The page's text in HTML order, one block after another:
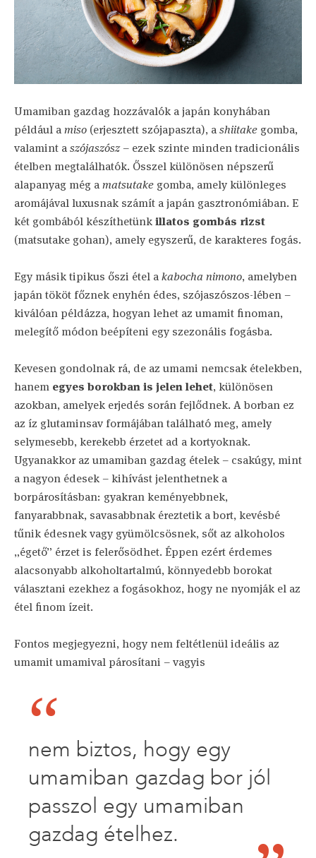
Umamiban gazdag hozzávalók a japán konyhában
például amiso (erjesztett szójapaszta), ashiitake gomba,
valamint aszójaszósz– ezek szinte minden tradicionális
ételben megtalálhatók. Ősszel különösen népszerű
alapanyag még amatsutake gomba, amely különleges
aromájával luxusnak számít a japán gasztronómiában. E
két gombából készíthetünkillatos gombás rizst
(matsutake gohan), amely egyszerű, de karakteres fogás.
Egy másik tipikus őszi étel akabocha nimono, amelyben
japán tököt főznek enyhén édes, szójaszószos-lében –
kiválóan példázza, hogyan lehet az umamit finoman,
melegítő módon beépíteni egy szezonális fogásba.
Kevesen gondolnak rá, de az umami nemcsak ételekben,
hanem egyes borokban is jelen lehet, különösen
azokban, amelyek erjedés során fejlődnek. A borban ez
az íz glutaminsav formájában található meg, amely
selymesebb, kerekebb érzetet ad a kortyoknak.
Ugyanakkor az umamiban gazdag ételek – csakúgy, mint
a nagyon édesek – kihívást jelenthetnek a
borpárosításban: gyakran keményebbnek,
fanyarabbnak, savasabbnak éreztetik a bort, kevésbé
tűnik édesnek vagy gyümölcsösnek, sőt az alkoholos
„égető” érzet is felerősödhet. Éppen ezért érdemes
alacsonyabb alkoholtartalmú, könnyedebb borokat
választani ezekhez a fogásokhoz, hogy ne nyomják el az
étel finom ízeit.
Fontos megjegyezni, hogy nem feltétlenül ideális az
umamit umamival párosítani – vagyis
nem biztos, hogy egy
umamiban gazdag bor jól
passzol egy umamiban
gazdag ételhez.